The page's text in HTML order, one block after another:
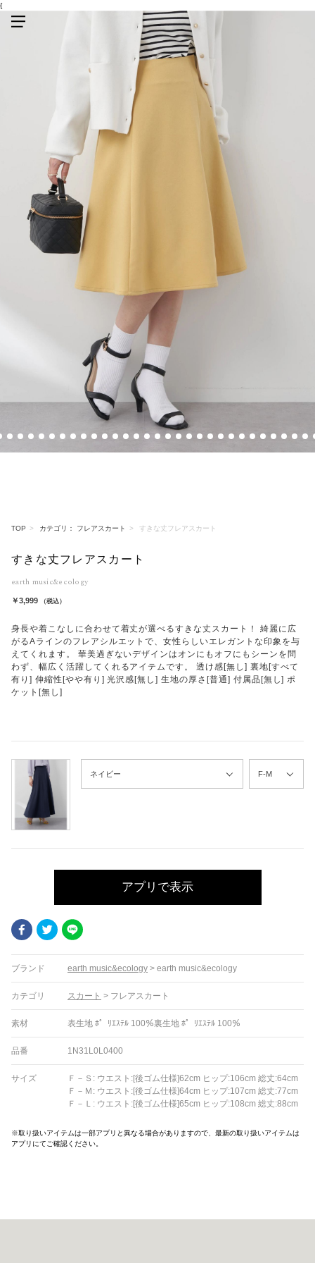
{
TOP カテゴリ： フレアスカート すきな丈フレアスカート
すきな丈フレアスカート
earth music&ecology
￥3,999 （税込）
身長や着こなしに合わせて着丈が選べるすきな丈スカート！ 綺麗に広
がるAラインのフレアシルエットで、女性らしいエレガントな印象を与
えてくれます。 華美過ぎないデザインはオンにもオフにもシーンを問
わず、幅広く活躍してくれるアイテムです。 透け感[無し] 裏地[すべて
有り] 伸縮性[やや有り] 光沢感[無し] 生地の厚さ[普通] 付属品[無し] ポ
ケット[無し]
アプリで表示
FacebookTwitter
ブランド earth music&ecology > earth music&ecology
カテゴリ スカート > フレアスカート
素材 表生地 ﾎ゜ﾘｴｽﾃﾙ 100％裏生地 ﾎ゜ﾘｴｽﾃﾙ 100％
品番 1N31L0L0400
サイズ
Ｆ－Ｓ: ウエスト:[後ゴム仕様]62cm ヒップ:106cm 総丈:64cm
Ｆ－Ｍ: ウエスト:[後ゴム仕様]64cm ヒップ:107cm 総丈:77cm
Ｆ－Ｌ: ウエスト:[後ゴム仕様]65cm ヒップ:108cm 総丈:88cm
※取り扱いアイテムは一部アプリと異なる場合がありますので、最新の取り扱いアイテムは
アプリにてご確認ください。
10 11 12 13 14 15 16 17 18 19 20 21 22 23 24 25 26 27 28 29 30 31 32 33 34 35 36 37 38